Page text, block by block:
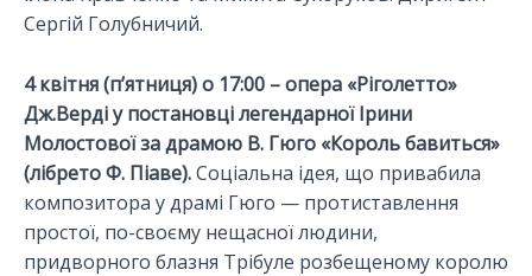
Сергій Голубничий.
4 квітня (п’ятниця) о 17:00 – опера «Ріголетто»
Дж.Верді у постановці легендарної Ірини
Молостової за драмою В. Гюго «Король бавиться»
(лібрето Ф. Піаве).Соціальна ідея, що привабила
композитора у драмі Гюго — протиставлення
простої, по-своєму нещасної людини,
придворного блазня Трібуле розбещеному королю